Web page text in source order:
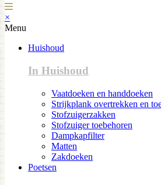
×
Menu
Huishoud
In Huishoud
Vaatdoeken en handdoeken
Strijkplank overtrekken en
Stofzuigerzakken
Stofzuiger toebehoren
Dampkapfilter
Matten
Zakdoeken
Poetsen